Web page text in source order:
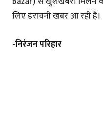
लिए डरावनी खबर आ रही है।
-निरंजन परिहार